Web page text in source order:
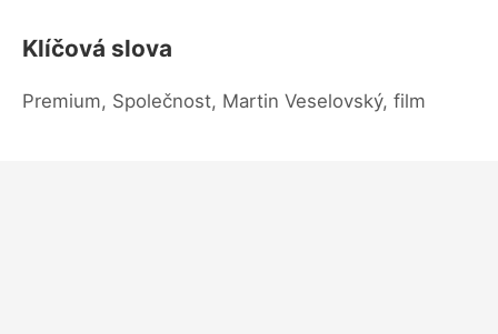
Klíčová slova
Premium, Společnost, Martin Veselovský, film